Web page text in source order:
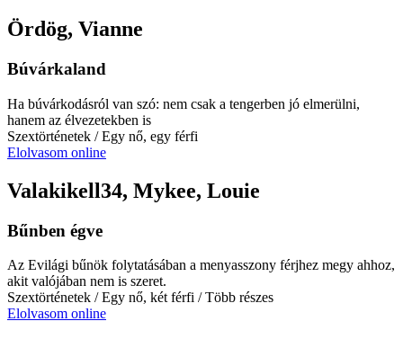
Ördög, Vianne
Búvárkaland
Ha búvárkodásról van szó: nem csak a tengerben jó elmerülni,
hanem az élvezetekben is
Szextörténetek / Egy nő, egy férfi
Elolvasom online
Valakikell34, Mykee, Louie
Bűnben égve
Az Evilági bűnök folytatásában a menyasszony férjhez megy ahhoz,
akit valójában nem is szeret.
Szextörténetek / Egy nő, két férfi / Több részes
Elolvasom online